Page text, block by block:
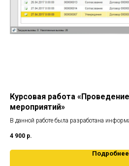
Курсовая работа
мероприятий»
В данной работе была разработана
проведение мероприятий
4 900 р.
Подробнее